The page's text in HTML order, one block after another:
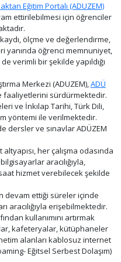
Eğitim Portalı (ADUZEM)
ettirilebilmesi için öğrenciler
ölçme ve değerlendirme,
yanında öğrenci memnuniyet,
verimli bir şekilde yapıldığı
Merkezi (ADUZEM),ADÜ
faaliyetlerini sürdürmektedir.
ve İnkılap Tarihi, Türk Dili,
yöntemi ile verilmektedir.
dersler ve sınavlar ADÜZEM
her çalışma odasında
aracılığıyla,
hizmet verebilecek şekilde
devam ettiği süreler içinde
aracılığıyla erişebilmektedir.
kullanımını artırmak
kafeteryalar, kütüphaneler
alanları kablosuz internet
Eğitsel Serbest Dolaşım)